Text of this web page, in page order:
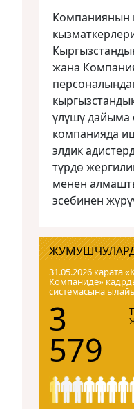
Компаниянын
жана
үлүшү дайыма
компанияда
элдик
түрдө
менен
эсебинен
31.05.2026 карата
Компаниде»
системасына
3
579